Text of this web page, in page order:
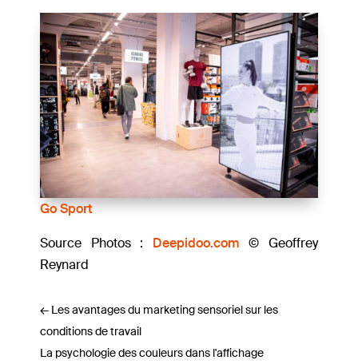
Go Sport
Source Photos : Deepidoo.com © Geoffrey
Reynard
← Les avantages du marketing sensoriel sur les
conditions de travail
La psychologie des couleurs dans l'affichage